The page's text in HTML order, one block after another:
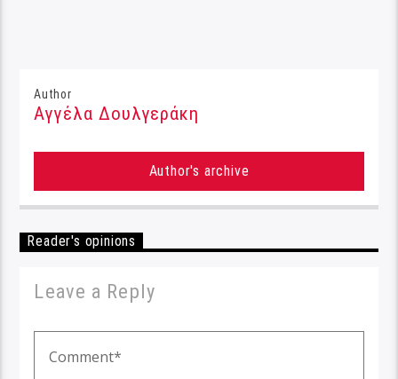
Author
Αγγέλα Δουλγεράκη
Author's archive
Reader's opinions
Leave a Reply